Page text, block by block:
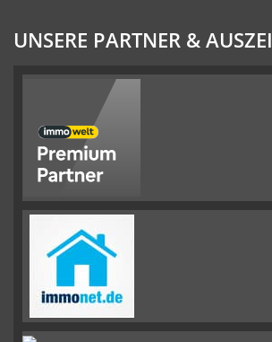
UNSERE PARTNER &